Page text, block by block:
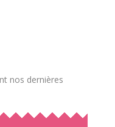
nos dernières